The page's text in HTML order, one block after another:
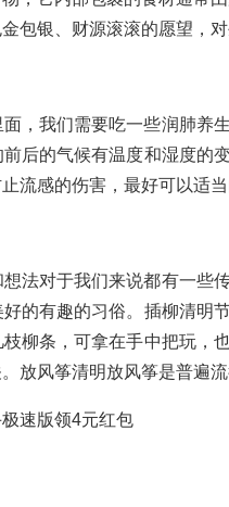
包银、财源滚滚的愿望，
，我们需要吃一些润肺养
后的气候有温度和湿度的
流感的伤害，最好可以适当
法对于我们来说都有一些
的有趣的习俗。插柳清明
柳条，可拿在手中把玩，
放风筝清明放风筝是普遍流
速版领4元红包